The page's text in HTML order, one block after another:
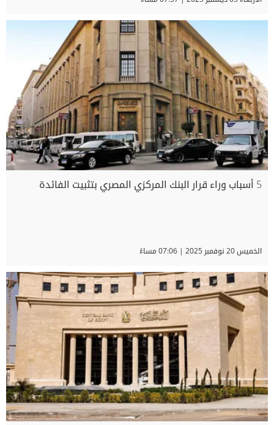
5 أسباب وراء قرار البنك المركزي المصري بتثبيت الفائدة
الخميس 20 نوفمبر 2025 | 07:06 مساءً